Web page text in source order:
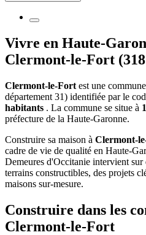
Vivre en Haute-
Clermont-le-Fort
Clermont-le-Fort est une
département 31) identifiée par le
habitants . La commune se situe à
préfecture de la Haute-Garonne.
Construire sa maison à Clermont-
cadre de vie de qualité en Haute-
Demeures d'Occitanie intervient sur
terrains constructibles, des projets
maisons sur-mesure.
Construire dans les
Clermont-le-Fort